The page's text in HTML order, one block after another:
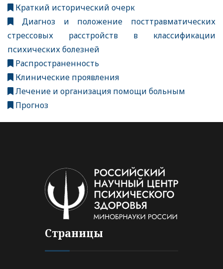
Краткий исторический очерк
Диагноз и положение посттравматических
стрессовых расстройств в классификации
психических болезней
Распространенность
Клинические проявления
Лечение и организация помощи больным
Прогноз
Страницы